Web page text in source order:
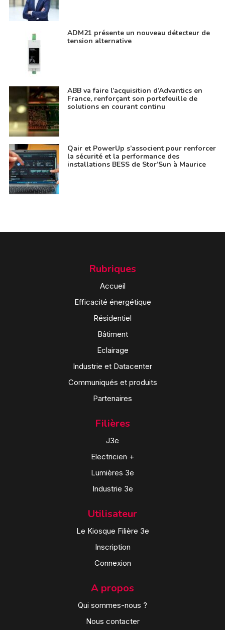
ADM21 présente un nouveau détecteur de
tension alternative
ABB va faire l’acquisition d’Advantics en
France, renforçant son portefeuille de
solutions en courant continu
Qair et PowerUp s’associent pour renforcer
la sécurité et la performance des
installations BESS de Stor’Sun à Maurice
Rubriques
Accueil
Efficacité énergétique
Résidentiel
Bâtiment
Eclairage
Industrie et Datacenter
Communiqués et produits
Partenaires
Filières
J3e
Electricien +
Lumières 3e
Industrie 3e
Utilisateur
Le Kiosque Filière 3e
Inscription
Connexion
A propos
Qui sommes-nous ?
Nous contacter